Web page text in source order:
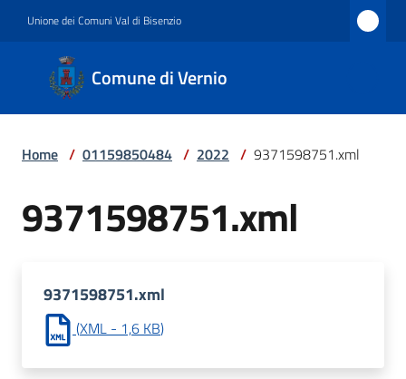
Unione dei Comuni Val di Bisenzio
Comune di Vernio
Comune
di
Vernio
Servizi
Home / 01159850484 / 2022 / 9371598751.xml
9371598751.xml
9371598751.xml
(XML - 1,6 KB)